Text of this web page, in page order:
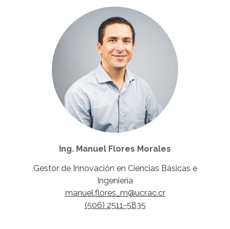
Ing. Manuel Flores Morales
Gestor de Innovación en Ciencias Básicas e
Ingeniería
manuel.flores_m@ucr.ac.cr
(506) 2511-5835